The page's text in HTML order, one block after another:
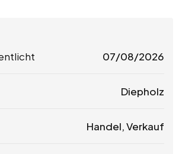
07/08/2026
Diepholz
Handel, Verkauf